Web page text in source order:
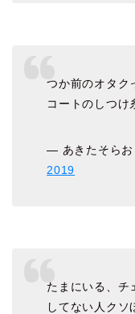
つか前のオタク
コートのしつけ
— あきたそら
2019
たまにいる、チ
してない人クソ